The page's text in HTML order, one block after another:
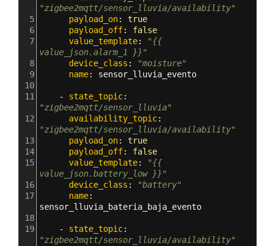
"zigbee2mqtt/sensor_lluvia/availability"
5
payload_on: true
6
payload_off: false
7
value_template:
"{{
value_json.alarm_1 }}"
8
device_class :
"moisture"
9
name: sensor_lluvia_evento
10
11
- state_topic
"zigbee2mqtt/sensor_lluvia"
12
availability_topic
"zigbee2mqtt/sensor_lluvia/availability"
13
payload_on: true
14
payload_off: false
15
value_template:
"{{
value_json.battery_low }}"
16
device_class :
"battery"
17
name
sensor_lluvia_bateria_baja_evento
18
19
- state_topic
"zigbee2mqtt/sensor_lluvia/availability"